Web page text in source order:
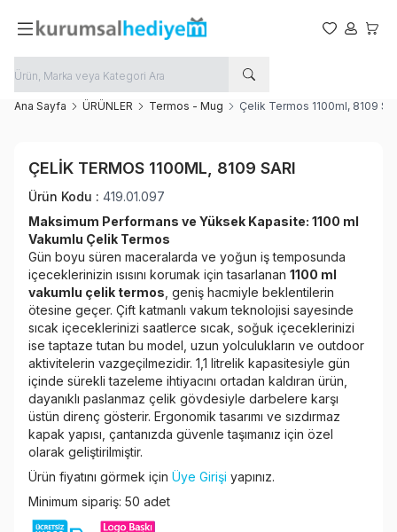
Favorilerim
Hesabım
Ana Sayfa ÜRÜNLER Termos - Mug Çelik Termos 1100ml, 8109
Favoriye Ekle
ÇELIK TERMOS 1100ML, 8109 SARI
Ürün Kodu : 419.01.097
Maksimum Performans ve Yüksek Kapasite: 1100 ml
Vakumlu Çelik Termos
Gün boyu süren maceralarda ve yoğun iş temposunda
içeceklerinizin ısısını korumak için tasarlanan 1100 ml
vakumlu çelik termos , geniş hacmiyle beklentilerin
ötesine geçer. Çift katmanlı vakum teknolojisi sayesinde
sıcak içeceklerinizi saatlerce sıcak, soğuk içeceklerinizi
ise taptaze tutan bu model, uzun yolculukların ve outdoor
aktivitelerin vazgeçilmezidir. 1,1 litrelik kapasitesiyle gün
içinde sürekli tazeleme ihtiyacını ortadan kaldıran ürün,
dayanıklı paslanmaz çelik gövdesiyle darbelere karşı
üstün direnç gösterir. Ergonomik tasarımı ve sızdırmaz
kapak yapısı, çantanızda güvenle taşımanız için özel
olarak geliştirilmiştir.
Ürün fiyatını görmek için Üye Girişi yapınız.
Minimum sipariş: 50 adet